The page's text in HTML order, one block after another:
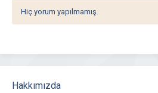
Hiç yorum yapılmamış.
Hakkımızda